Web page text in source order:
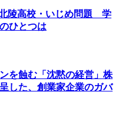
陵高校・いじめ問題 学
ひとつは
を蝕む「沈黙の経営」株
した、創業家企業のガバ